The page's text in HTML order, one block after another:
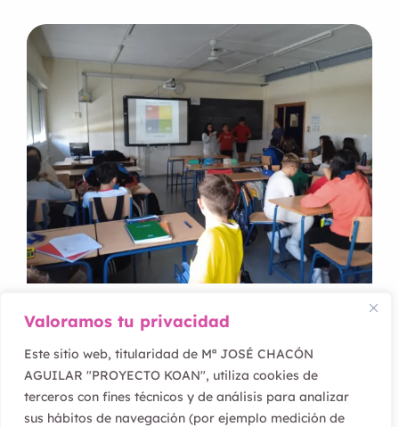
Valoramos tu privacidad
Este sitio web, titularidad de Mª JOSÉ CHACÓN
AGUILAR "PROYECTO KOAN", utiliza cookies de
terceros con fines técnicos y de análisis para analizar
sus hábitos de navegación (por ejemplo medición de
Silencio en las
aulas